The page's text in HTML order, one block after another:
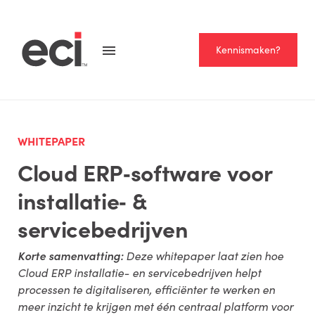
Kennismaken?
WHITEPAPER
Cloud ERP‑software voor
installatie‑ &
servicebedrijven
Korte samenvatting:Deze whitepaper laat zien hoe
Cloud ERP installatie- en servicebedrijven helpt
processen te digitaliseren, efficiënter te werken en
meer inzicht te krijgen met één centraal platform voor